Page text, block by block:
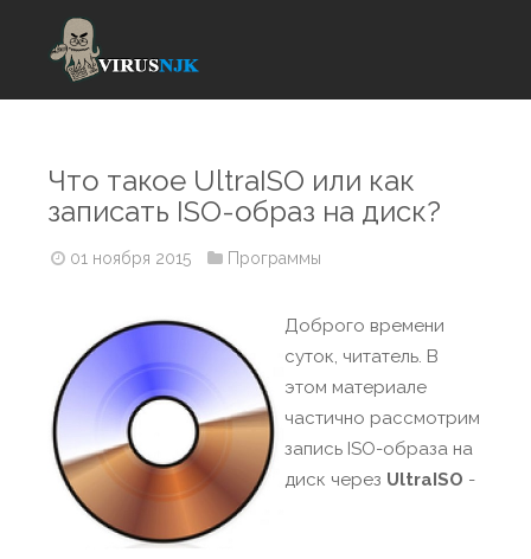
Что такое UltraISO или как
записать ISO-образ на диск?
01 ноября 2015 Программы
Доброго времени
суток, читатель. В
этом материале
частично рассмотрим
запись ISO-образа на
диск через UltraISO -